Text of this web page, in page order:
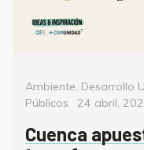
Categorías
Ambiente Desarrollo
Públicos
Posted
24 abril,
Cuenca